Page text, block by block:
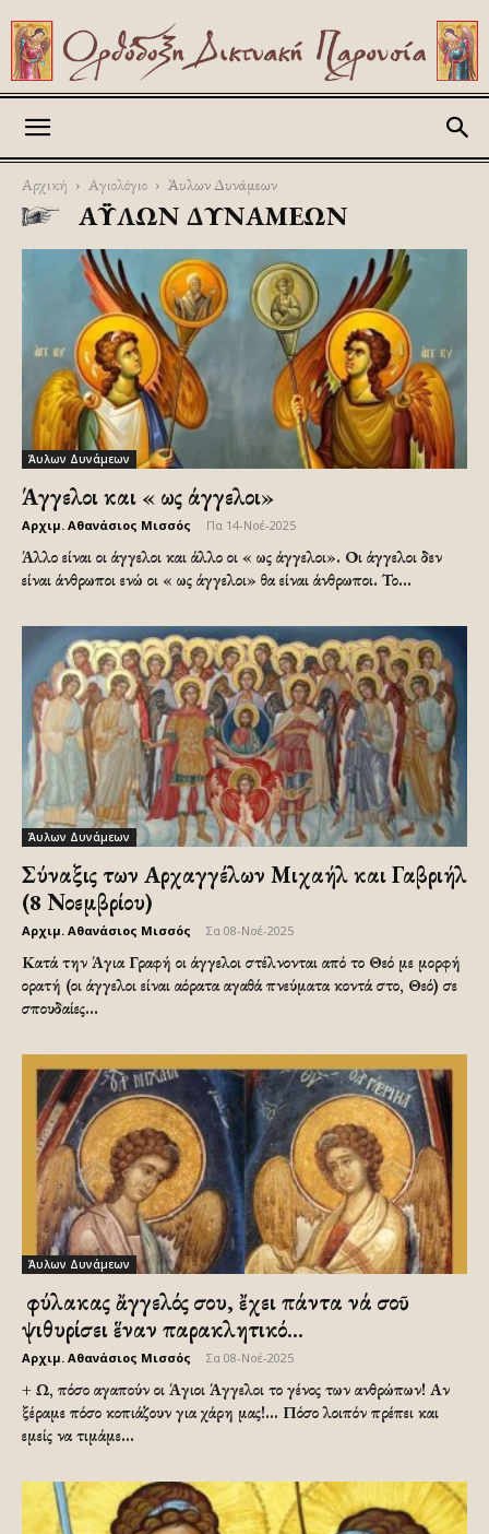
Αρχική Αγιολόγιο Άυλων Δυνάμεων
ΆΥΛΩΝ ΔΥΝΆΜΕΩΝ
Άυλων Δυνάμεων
Άγγελοι και « ως άγγελοι»
Αρχιμ. Αθανάσιος Μισσός Πα 14-Νοέ-2025
Άλλο είναι οι άγγελοι και άλλο οι « ως άγγελοι». Οι άγγελοι δεν
είναι άνθρωποι ενώ οι « ως άγγελοι» θα είναι άνθρωποι. Το...
Άυλων Δυνάμεων
Σύναξις των Αρχαγγέλων Μιχαήλ και Γαβριήλ
(8 Νοεμβρίου)
Αρχιμ. Αθανάσιος Μισσός Σα 08-Νοέ-2025
Κατά την Άγια Γραφή οι άγγελοι στέλνονται από το Θεό με μορφή
ορατή (οι άγγελοι είναι αόρατα αγαθά πνεύματα κοντά στο, Θεό) σε
σπουδαίες...
Άυλων Δυνάμεων
Ὁ φύλακας ἄγγελός σου, ἔχει πάντα νά σοῦ
ψιθυρίσει ἕναν παρακλητικό...
Αρχιμ. Αθανάσιος Μισσός Σα 08-Νοέ-2025
+ Ω, πόσο αγαπούν οι Άγιοι Άγγελοι το γένος των ανθρώπων! Αν
ξέραμε πόσο κοπιάζουν για χάρη μας!… Πόσο λοιπόν πρέπει και
εμείς να τιμάμε...